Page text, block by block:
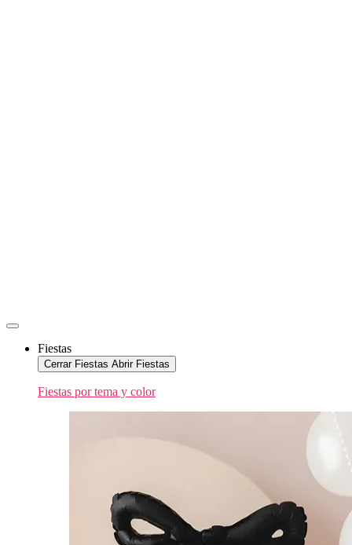
Fiestas
Cerrar Fiestas Abrir Fiestas
Fiestas por tema y color